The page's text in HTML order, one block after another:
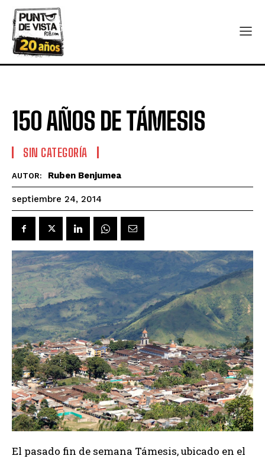
150 AÑOS DE TÁMESIS
SIN CATEGORÍA
AUTOR: Ruben Benjumea
septiembre 24, 2014
El pasado fin de semana Támesis, ubicado en el